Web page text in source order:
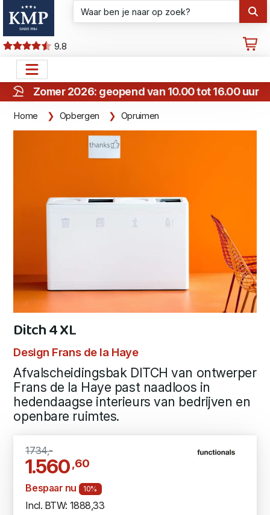
9.8
Zomer 2026: geopend van 10.00 tot 16.00 uur
Home Opbergen Opruimen
Ditch 4 XL
Design Frans de la Haye
Afvalscheidingsbak DITCH van ontwerper
Frans de la Haye past naadloos in
hedendaagse interieurs van bedrijven en
openbare ruimtes.
1734,-
1.560,60
Bespaar nu 10%
Incl. BTW: 1888,33